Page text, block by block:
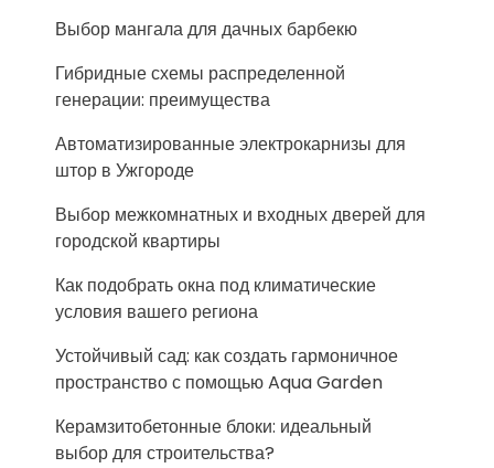
Выбор мангала для дачных барбекю
Гибридные схемы распределенной
генерации: преимущества
Автоматизированные электрокарнизы для
штор в Ужгороде
Выбор межкомнатных и входных дверей для
городской квартиры
Как подобрать окна под климатические
условия вашего региона
Устойчивый сад: как создать гармоничное
пространство с помощью Aqua Garden
Керамзитобетонные блоки: идеальный
выбор для строительства?